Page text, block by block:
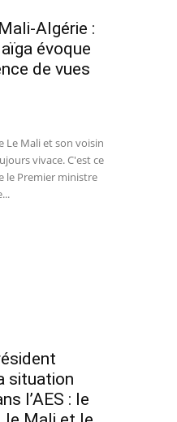
Algérie :
évoque
de vues
Le Mali et son voisin
vivace. C'est ce
le Premier ministre
situation
l’AES : le